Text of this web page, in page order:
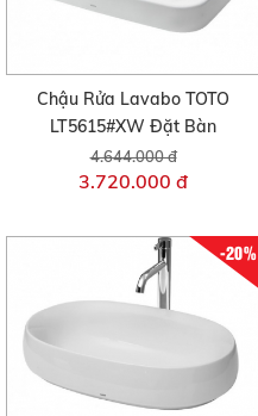
Chậu Rửa Lavabo TOTO
LT5615#XW Đặt Bàn
4.644.000 đ
3.720.000 đ
-20%